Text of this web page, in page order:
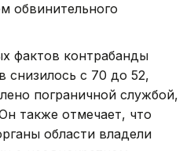
обвинительного
фактов контрабанды
снизилось с 70 до 52,
пограничной службой,
также отмечает, что
области владели